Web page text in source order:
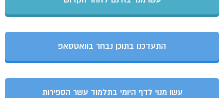
התעדכנו בתוכן נבחר בוואטסאפ
עשו מנוי לדף היומי בתלמוד עשר הספירות